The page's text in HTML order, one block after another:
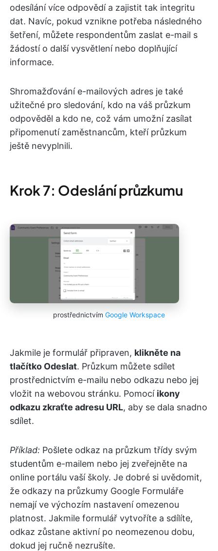
odesílání více odpovědí a zajistit tak integritu
dat. Navíc, pokud vznikne potřeba následného
šetření, můžete respondentům zaslat e-mail s
žádostí o další vysvětlení nebo doplňující
informace.
Shromažďování e-mailových adres je také
užitečné pro sledování, kdo na váš průzkum
odpověděl a kdo ne, což vám umožní zasílat
připomenutí zaměstnancům, kteří průzkum
ještě nevyplnili.
Krok 7: Odeslání průzkumu
prostřednictvím Google Workspace
Jakmile je formulář připraven, klikněte na
tlačítko Odeslat. Průzkum můžete sdílet
prostřednictvím e-mailu nebo odkazu nebo jej
vložit na webovou stránku. Pomocí ikony
odkazu zkraťte adresu URL, aby se dala snadno
sdílet.
Příklad: Pošlete odkaz na průzkum třídy svým
studentům e-mailem nebo jej zveřejněte na
online portálu vaší školy. Je dobré si uvědomit,
že odkazy na průzkumy Google Formuláře
nemají ve výchozím nastavení omezenou
platnost. Jakmile formulář vytvoříte a sdílíte,
odkaz zůstane aktivní po neomezenou dobu,
dokud jej ručně nezrušíte.